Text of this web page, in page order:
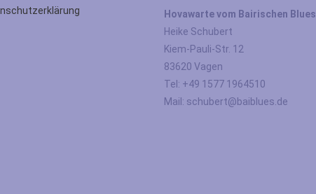
Hovawarte vom Bairischen Blues
Heike Schubert
Kiem-Pauli-Str. 12
83620 Vagen
Tel: +49 1577 1964510
Mail: schubert@baiblues.de